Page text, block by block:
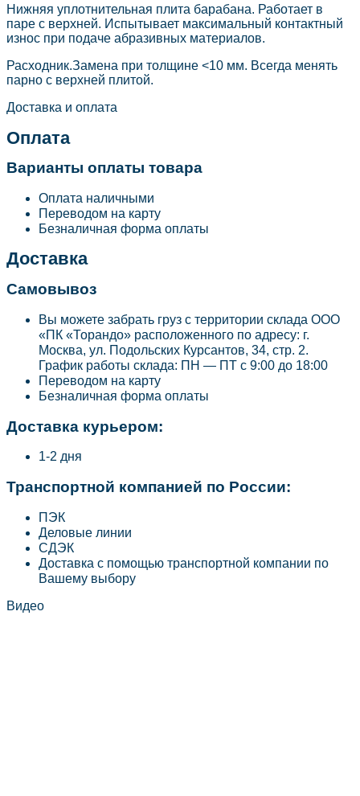
Нижняя уплотнительная плита барабана. Работает в
паре с верхней. Испытывает максимальный контактный
износ при подаче абразивных материалов.
Расходник.Замена при толщине <10 мм. Всегда менять
парно с верхней плитой.
Доставка и оплата
Оплата
Варианты оплаты товара
Оплата наличными
Переводом на карту
Безналичная форма оплаты
Доставка
Самовывоз
Вы можете забрать груз с территории склада ООО
«ПК «Торандо» расположенного по адресу: г.
Москва, ул. Подольских Курсантов, 34, стр. 2.
График работы склада: ПН — ПТ с 9:00 до 18:00
Переводом на карту
Безналичная форма оплаты
Доставка курьером:
1-2 дня
Транспортной компанией по России:
ПЭК
Деловые линии
СДЭК
Доставка с помощью транспортной компании по
Вашему выбору
Видео